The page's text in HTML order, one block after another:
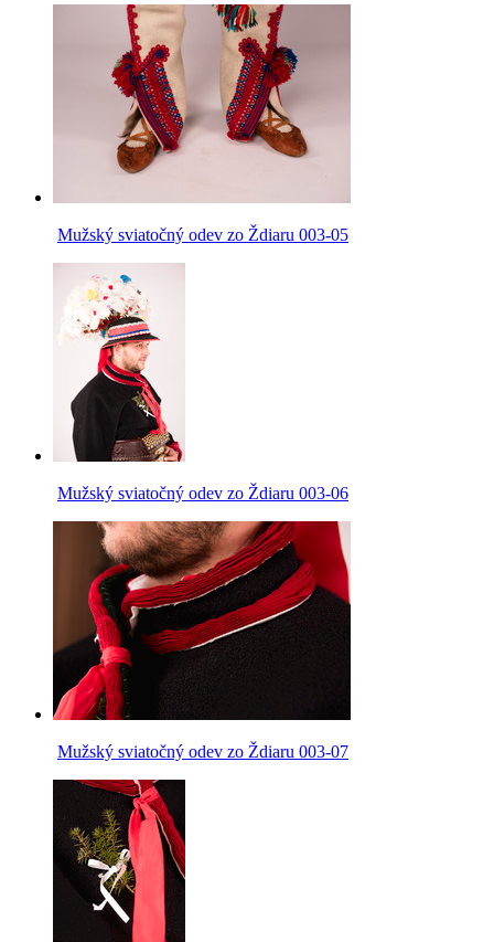
Mužský sviatočný odev zo Ždiaru 003-05
Mužský sviatočný odev zo Ždiaru 003-06
Mužský sviatočný odev zo Ždiaru 003-07